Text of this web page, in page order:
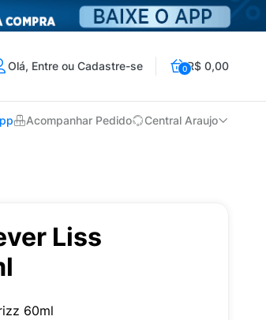
Olá, Entre ou Cadastre-se 0R$ 0,00
Acompanhar Pedido Central Araujo
Liss
60ml